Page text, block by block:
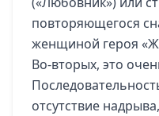
повторяющегося
женщиной героя
Во-вторых, это
отсутствие